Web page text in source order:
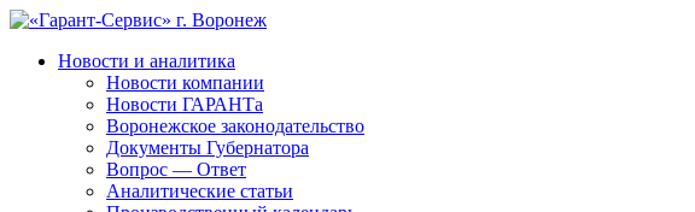
Новости и аналитика
Новости компании
Новости ГАРАНТа
Воронежское законодательство
Документы Губернатора
Вопрос — Ответ
Аналитические статьи